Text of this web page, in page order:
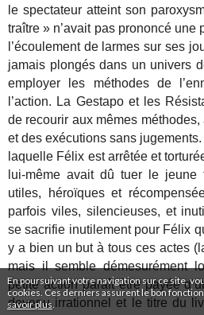
En poursuivant votre navigation sur ce site,
cookies. Ces derniers assurent le bon
savoir plus
le spectateur atteint son
traître » n’avait pas prononcé une
l’écoulement de larmes sur ses
jamais plongés dans un univers
employer les méthodes de
l’action. La Gestapo et les
de recourir aux mêmes
et des exécutions sans
laquelle Félix est arrêtée et
lui-même avait dû tuer le jeune
utiles, héroïques et
parfois viles, silencieuses, et
se sacrifie inutilement pour Félix
y a bien un but à tous ces actes
mais il semble démesurément
petite action paraît être payée
devenu irrationnel et le titre du